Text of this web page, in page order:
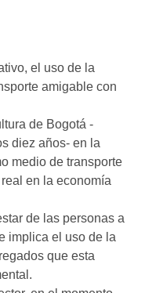
el uso de la
amigable con
de Bogotá -
diez años- en la
medio de transporte
en la economía
de las personas a
implica el uso de la
que esta